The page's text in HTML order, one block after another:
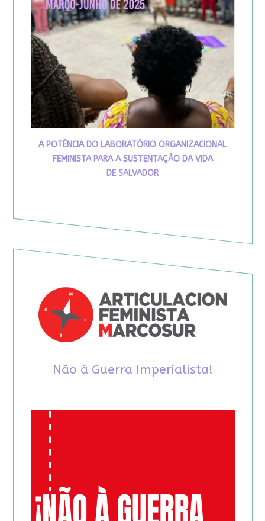
A POTÊNCIA DO LABORATÓRIO ORGANIZACIONAL
FEMINISTA PARA A SUSTENTAÇÃO DA VIDA
DE SALVADOR
Não à Guerra Imperialista!